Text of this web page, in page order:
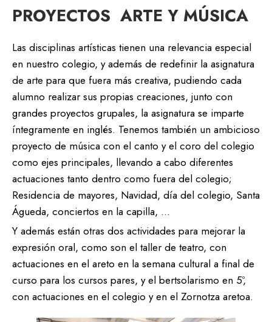
PROYECTOS ARTE Y MÚSICA
Las disciplinas artísticas tienen una relevancia especial
en nuestro colegio, y además de redefinir la asignatura
de arte para que fuera más creativa, pudiendo cada
alumno realizar sus propias creaciones, junto con
grandes proyectos grupales, la asignatura se imparte
íntegramente en inglés. Tenemos también un ambicioso
proyecto de música con el canto y el coro del colegio
como ejes principales, llevando a cabo diferentes
actuaciones tanto dentro como fuera del colegio;
Residencia de mayores, Navidad, día del colegio, Santa
Águeda, conciertos en la capilla, …
Y además están otras dos actividades para mejorar la
expresión oral, como son el taller de teatro, con
actuaciones en el areto en la semana cultural a final de
curso para los cursos pares, y el bertsolarismo en 5º,
con actuaciones en el colegio y en el Zornotza aretoa.